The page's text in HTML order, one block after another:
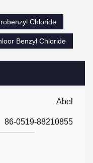
Abel
86-0519-88210855
Chloride
Benzyl Chloride